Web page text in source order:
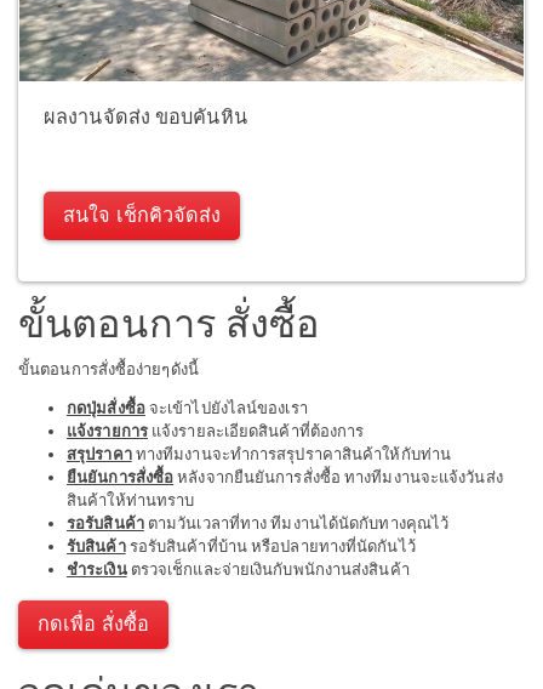
ผลงานจัดส่ง ขอบคันหิน
สนใจ เช็กคิวจัดส่ง
ขั้นตอนการ สั่งซื้อ
ขั้นตอนการสั่งซื้อง่ายๆดังนี้
กดปุ่มสั่งซื้อจะเข้าไปยังไลน์ของเรา
แจ้งรายการแจ้งรายละเอียดสินค้าที่ต้องการ
สรุปราคาทางทีมงานจะทำการสรุปราคาสินค้าให้กับท่าน
ยืนยันการสั่งซื้อ หลังจากยืนยันการสั่งซื้อ ทางทีมงานจะแจ้งวันส่ง
สินค้าให้ท่านทราบ
รอรับสินค้าตามวันเวลาที่ทาง ทีมงานได้นัดกับทางคุณไว้
รับสินค้ารอรับสินค้าที่บ้าน หรือปลายทางที่นัดกันไว้
ชำระเงินตรวจเช็กและจ่ายเงินกับพนักงานส่งสินค้า
กดเพื่อ สั่งซื้อ